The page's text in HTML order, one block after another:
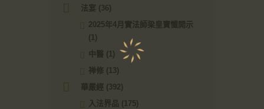
法宴 (36)
2025年4月實法師梁皇寶懺開示
(1)
中醫 (1)
禅修 (13)
華嚴經 (392)
入法界品 (175)